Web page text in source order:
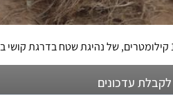
עדכונים